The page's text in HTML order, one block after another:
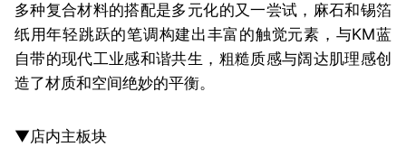
多种复合材料的搭配是多元化的又一尝试，麻石和锡箔
纸用年轻跳跃的笔调构建出丰富的触觉元素，与KM蓝
自带的现代工业感和谐共生，粗糙质感与阔达肌理感创
造了材质和空间绝妙的平衡。
▼店内主板块